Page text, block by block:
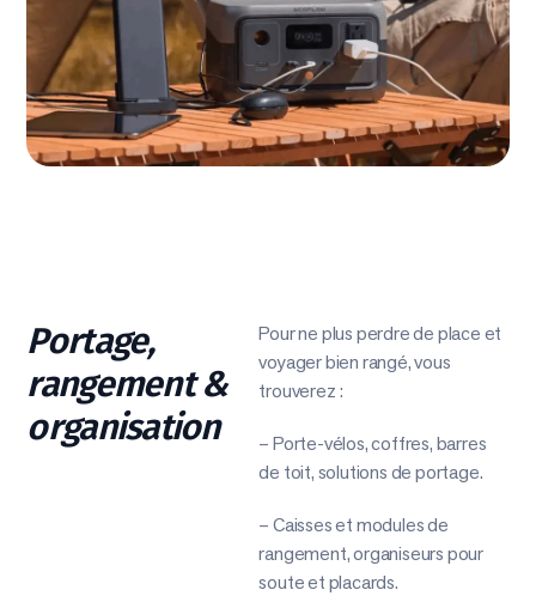
Portage,
rangement &
organisation
Pour ne plus perdre de place et
voyager bien rangé, vous
trouverez :
– Porte-vélos, coffres, barres
de toit, solutions de portage.
– Caisses et modules de
rangement, organiseurs pour
soute et placards.